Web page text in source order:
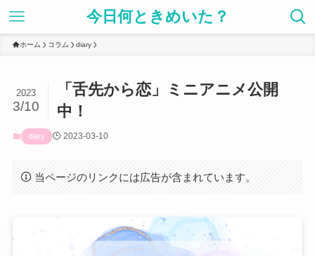
今日何ときめいた？
ホーム コラム diary
「舌先から恋」ミニアニメ公開
中！
2023
3/10
diary 2023-03-10
当ページのリンクには広告が含まれています。